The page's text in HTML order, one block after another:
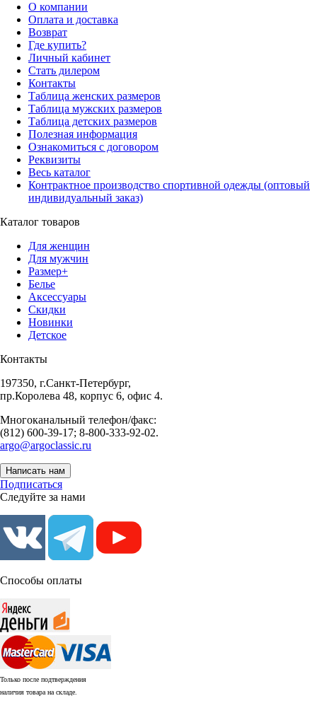
О компании
Оплата и доставка
Возврат
Где купить?
Личный кабинет
Стать дилером
Контакты
Таблица женских размеров
Таблица мужских размеров
Таблица детских размеров
Полезная информация
Ознакомиться с договором
Реквизиты
Весь каталог
Контрактное производство спортивной одежды (оптовый
индивидуальный заказ)
Каталог товаров
Для женщин
Для мужчин
Размер+
Белье
Аксессуары
Скидки
Новинки
Детское
Контакты
197350, г.Санкт-Петербург,
пр.Королева 48, корпус 6, офис 4.
Многоканальный телефон/факс:
(812) 600-39-17; 8-800-333-92-02.
argo@argoclassic.ru
Написать нам
Подписаться
Следуйте за нами
Способы оплаты
Только после подтверждения
наличия товара на складе.